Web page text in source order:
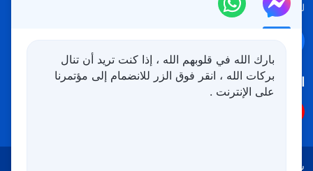
لقد نزلت المملكة بالفعل إلى الأرض! هل تريد دخوله؟
اتبعنا
شروط الاستخدام
بارك الله في قلوبهم الله ، إذا كنت تريد أن تنال
بركات الله ، انقر فوق الزر للانضمام إلى مؤتمرنا
على الإنترنت .